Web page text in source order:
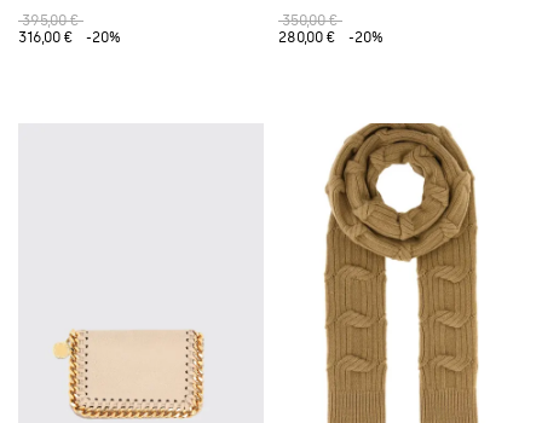
395,00 €
316,00 €
-20%
350,00 €
280,00 €
-20%